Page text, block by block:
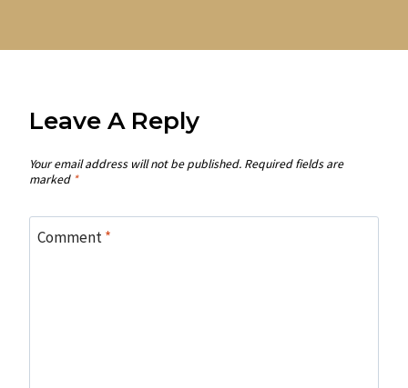
Leave A Reply
Your email address will not be published. Required fields are
marked *
Comment*